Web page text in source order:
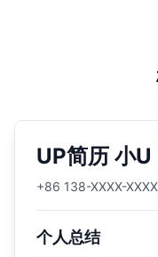
UP简历 小U
+86 138-XXXX-XXXX
个人总结